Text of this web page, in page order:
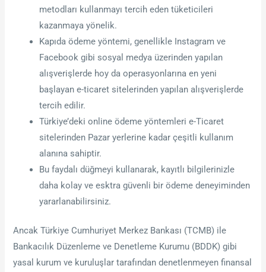
metodları kullanmayı tercih eden tüketicileri
kazanmaya yönelik.
Kapıda ödeme yöntemi, genellikle Instagram ve
Facebook gibi sosyal medya üzerinden yapılan
alışverişlerde hoy da operasyonlarına en yeni
başlayan e-ticaret sitelerinden yapılan alışverişlerde
tercih edilir.
Türkiye’deki online ödeme yöntemleri e-Ticaret
sitelerinden Pazar yerlerine kadar çeşitli kullanım
alanına sahiptir.
Bu faydalı düğmeyi kullanarak, kayıtlı bilgilerinizle
daha kolay ve esktra güvenli bir ödeme deneyiminden
yararlanabilirsiniz.
Ancak Türkiye Cumhuriyet Merkez Bankası (TCMB) ile
Bankacılık Düzenleme ve Denetleme Kurumu (BDDK) gibi
yasal kurum ve kuruluşlar tarafından denetlenmeyen finansal